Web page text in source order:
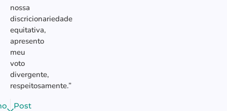
nossa
discricionariedade
equitativa,
apresento
meu
voto
divergente,
respeitosamente.”
Post